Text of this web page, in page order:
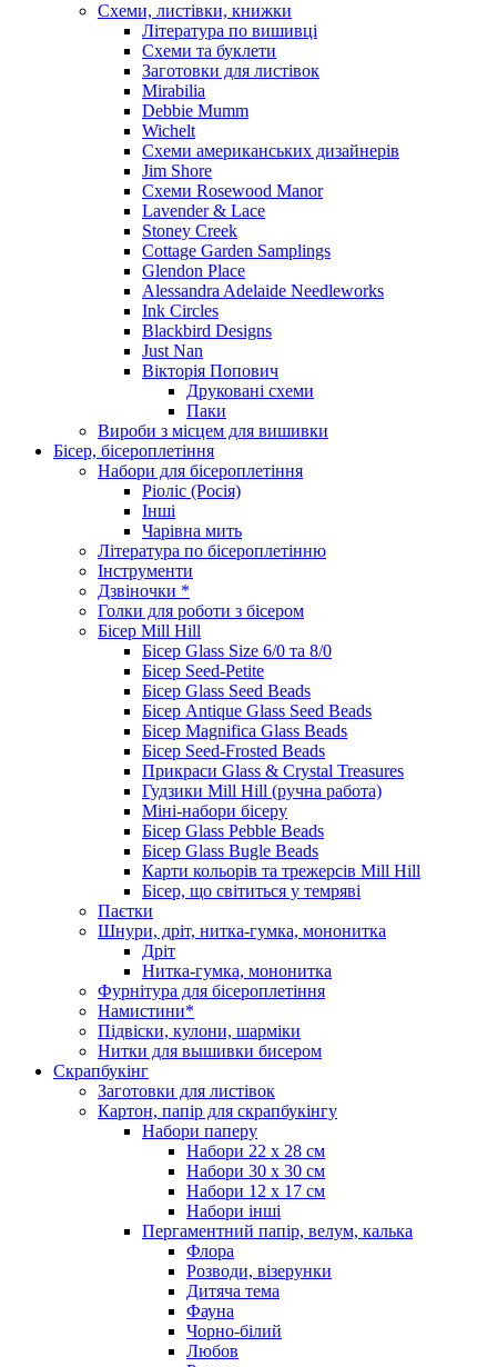
Схеми, листівки, книжки
Література по вишивці
Схеми та буклети
Заготовки для листівок
Mirabilia
Debbie Mumm
Wichelt
Схеми американських дизайнерів
Jim Shore
Cхеми Rosewood Manor
Lavender & Lace
Stoney Creek
Cottage Garden Samplings
Glendon Place
Alessandra Adelaide Needleworks
Ink Circles
Blackbird Designs
Just Nan
Вікторія Попович
Друковані схеми
Паки
Вироби з місцем для вишивки
Бісер, бісероплетіння
Набори для бісероплетіння
Ріоліс (Росія)
Інші
Чарівна мить
Література по бісероплетінню
Інструменти
Дзвіночки *
Голки для роботи з бісером
Бісер Mill Hill
Бісер Glass Size 6/0 та 8/0
Бісер Seed-Petite
Бісер Glass Seed Beads
Бісер Antique Glass Seed Beads
Бісер Magnifica Glass Beads
Бісер Seed-Frosted Beads
Прикраси Glass & Crystal Treasures
Гудзики Mill Hill (ручна работа)
Міні-набори бісеру
Бісер Glass Pebble Beads
Бісер Glass Bugle Beads
Карти кольорів та трежерсів Mill Hill
Бісер, що світиться у темряві
Паєтки
Шнури, дріт, нитка-гумка, мононитка
Дріт
Нитка-гумка, мононитка
Фурнітура для бісероплетіння
Намистини*
Підвіски, кулони, шарміки
Нитки для вышивки бисером
Скрапбукінг
Заготовки для листівок
Картон, папір для скрапбукінгу
Набори паперу
Набори 22 х 28 см
Набори 30 х 30 см
Набори 12 х 17 см
Набори інші
Пергаментний папір, велум, калька
Флора
Розводи, візерунки
Дитяча тема
Фауна
Чорно-білий
Любов